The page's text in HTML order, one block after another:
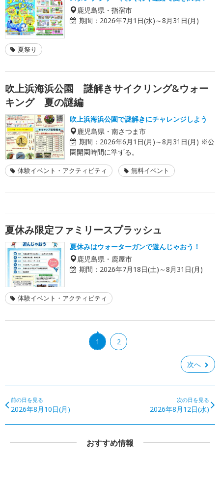
鹿児島県・指宿市
期間： 2026年7月1日(水)～8月31日(月)
夏祭り
吹上浜海浜公園 謎解きサイクリング&ウォー
キング 夏の謎編
吹上浜海浜公園で謎解きにチャレンジしよう
鹿児島県・南さつま市
期間： 2026年6月1日(月)～8月31日(月) ※公
園開園時間に準ずる。
体験イベント・アクティビティ 無料イベント
夏休み限定ファミリースプラッシュ
夏休みはウォーターガンで遊んじゃおう！
鹿児島県・鹿屋市
期間： 2026年7月18日(土)～8月31日(月)
体験イベント・アクティビティ
1 2
次へ
前の日を見る
2026年8月10日(月)
次の日を見る
2026年8月12日(水)
おすすめ情報